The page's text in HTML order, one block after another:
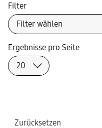
Filter
Zurücksetzen
Ergebnisse pro Seite